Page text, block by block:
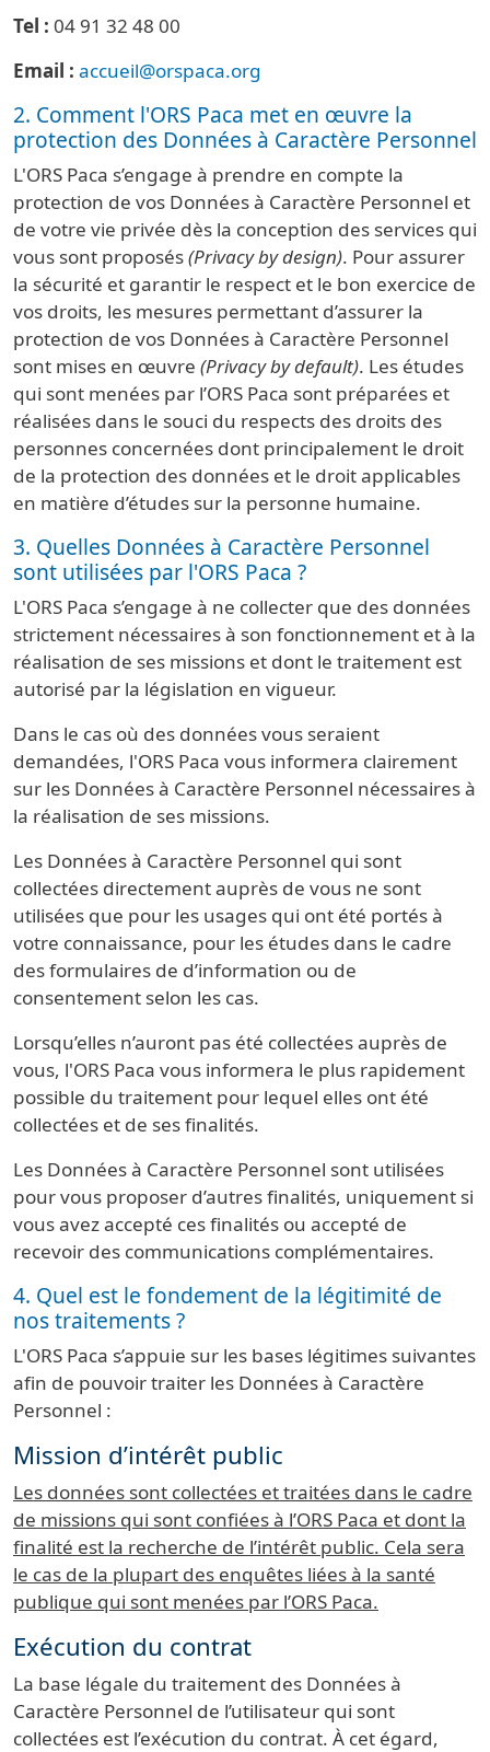
Tel : 04 91 32 48 00
Email : accueil@orspaca.org
2. Comment l'ORS Paca met en œuvre la
protection des Données à Caractère Personnel
L'ORS Paca s’engage à prendre en compte la
protection de vos Données à Caractère Personnel et
de votre vie privée dès la conception des services qui
vous sont proposés(Privacy by design). Pour assurer
la sécurité et garantir le respect et le bon exercice de
vos droits, les mesures permettant d’assurer la
protection de vos Données à Caractère Personnel
sont mises en œuvre (Privacy by default). Les études
qui sont menées par l’ORS Paca sont préparées et
réalisées dans le souci du respects des droits des
personnes concernées dont principalement le droit
de la protection des données et le droit applicables
en matière d’études sur la personne humaine.
3. Quelles Données à Caractère Personnel
sont utilisées par l'ORS Paca ?
L'ORS Paca s’engage à ne collecter que des données
strictement nécessaires à son fonctionnement et à la
réalisation de ses missions et dont le traitement est
autorisé par la législation en vigueur.
Dans le cas où des données vous seraient
demandées, l'ORS Paca vous informera clairement
sur les Données à Caractère Personnel nécessaires à
la réalisation de ses missions.
Les Données à Caractère Personnel qui sont
collectées directement auprès de vous ne sont
utilisées que pour les usages qui ont été portés à
votre connaissance, pour les études dans le cadre
des formulaires de d’information ou de
consentement selon les cas.
Lorsqu’elles n’auront pas été collectées auprès de
vous, l'ORS Paca vous informera le plus rapidement
possible du traitement pour lequel elles ont été
collectées et de ses finalités.
Les Données à Caractère Personnel sont utilisées
pour vous proposer d’autres finalités, uniquement si
vous avez accepté ces finalités ou accepté de
recevoir des communications complémentaires.
4. Quel est le fondement de la légitimité de
nos traitements ?
L'ORS Paca s’appuie sur les bases légitimes suivantes
afin de pouvoir traiter les Données à Caractère
Personnel :
Mission d’intérêt public
Les données sont collectées et traitées dans le cadre
de missions qui sont confiées à l’ORS Paca et dont la
finalité est la recherche de l’intérêt public. Cela sera
le cas de la plupart des enquêtes liées à la santé
publique qui sont menées par l’ORS Paca.
Exécution du contrat
La base légale du traitement des Données à
Caractère Personnel de l’utilisateur qui sont
collectées est l’exécution du contrat. À cet égard,